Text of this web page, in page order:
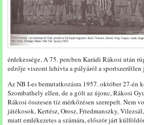
érdekessége. A 75. percben Karádi Rákosi után
edzője viszont lehívta a pályáról a sportszerűtlen
Az NB I-es bemutatkozásra 1957. október 27-én
Szombathely ellen, de a gólt az újonc, Rákosi
Rákosi összesen tíz mérkőzésen szerepelt. Nem
játékosok, Kertész, Orosz, Friedmanszky,
miatt emlékezetes a számára, először járt